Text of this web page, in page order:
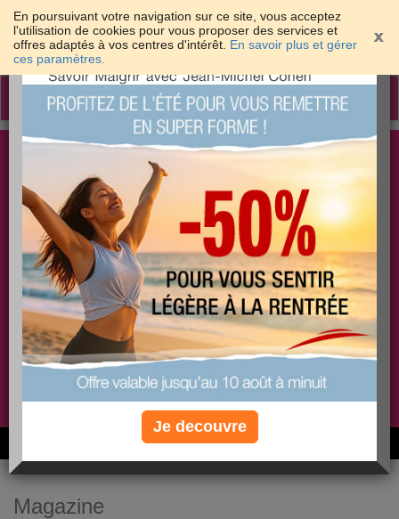
En poursuivant votre navigation sur ce site, vous acceptez
l'utilisation de cookies pour vous proposer des services et
offres adaptés à vos centres d'intérêt. En savoir plus et gérer
ces paramètres.
Toggle
Les meilleures solutions pour maigrir et être bien
dans sa peau
PLUS
EFFICACE
PLUS
SANTÉ
PLUS
COACHING
Non, je préfère le régime gratuit
6M de personnes ont maigri et réappris à manger avec nous
Magazine
×
Je decouvre